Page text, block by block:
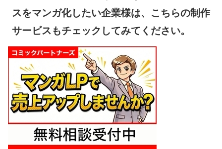
スをマンガ化したい企業様は、こちらの制作
サービスもチェックしてみてください。